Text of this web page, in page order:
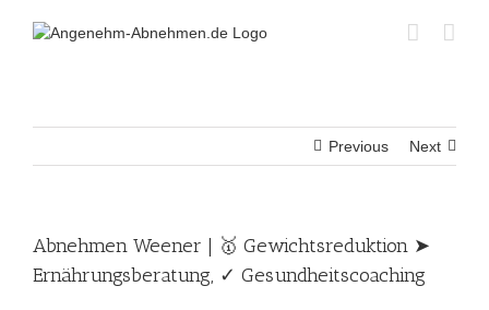
Previous Next
Abnehmen Weener | 🥇 Gewichtsreduktion ➤
Ernährungsberatung, ✓ Gesundheitscoaching